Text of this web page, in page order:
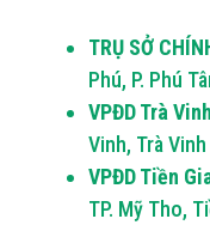
TRỤ SỞ
Phú, P. Phú
VPĐD Trà
Vinh, Trà Vinh
VPĐD Tiền
TP. Mỹ Tho,